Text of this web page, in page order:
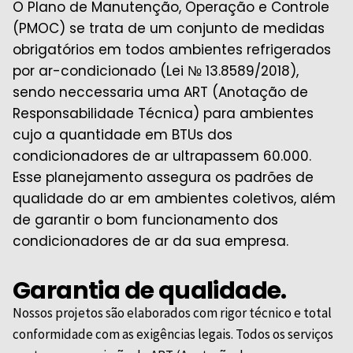
O Plano de Manutenção, Operação e Controle
(PMOC) se trata de um conjunto de medidas
obrigatórios em todos ambientes refrigerados
por ar-condicionado (Lei № 13.8589/2018),
sendo neccessaria uma ART (Anotação de
Responsabilidade Técnica) para ambientes
cujo a quantidade em BTUs dos
condicionadores de ar ultrapassem 60.000.
Esse planejamento assegura os padrões de
qualidade do ar em ambientes coletivos, além
de garantir o bom funcionamento dos
condicionadores de ar da sua empresa.
Garantia de qualidade.
Nossos projetos são elaborados com rigor técnico e total
conformidade com as exigências legais. Todos os serviços